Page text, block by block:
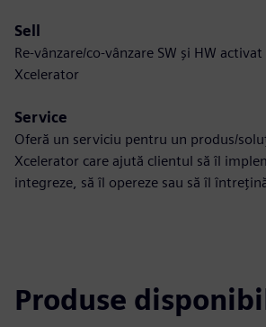
Sell
Re-vânzare/co-vânzare SW și HW
Xcelerator
Service
Oferă un serviciu pentru un produs/
Xcelerator care ajută clientul să îl
integreze, să îl opereze sau să îl
Produse